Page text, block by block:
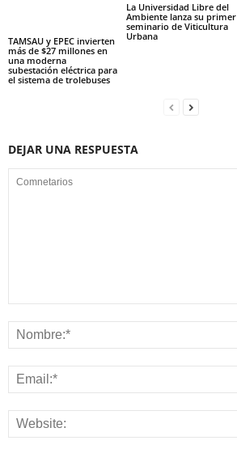
TAMSAU y EPEC invierten
más de $27 millones en
una moderna
subestación eléctrica para
el sistema de trolebuses
La Universidad Libre del
Ambiente lanza su primer
seminario de Viticultura
Urbana
DEJAR UNA RESPUESTA